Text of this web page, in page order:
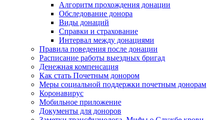
Алгоритм прохождения донации
Обследование донора
Виды донаций
Справки и страхование
Интервал между донациями
Правила поведения после донации
Расписание работы выездных бригад
Денежная компенсация
Как стать Почетным донором
Меры социальной поддержки почетным донорам
Коронавирус
Мобильное приложение
Документы для доноров